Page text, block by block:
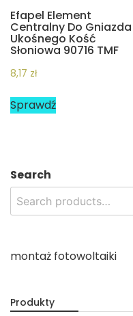
Efapel Element
Centralny Do Gniazda
Ukośnego Kość
Słoniowa 90716 TMF
8,17 zł
Sprawdź
Search
montaż fotowoltaiki
Produkty